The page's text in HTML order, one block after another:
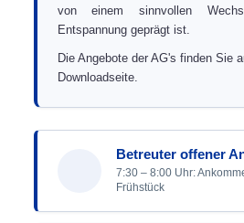
von einem sinnvollen
Entspannung geprägt ist.
Die Angebote der AG's finden Sie
Downloadseite.
Betreuter offener
7:30 – 8:00 Uhr:
Frühstück